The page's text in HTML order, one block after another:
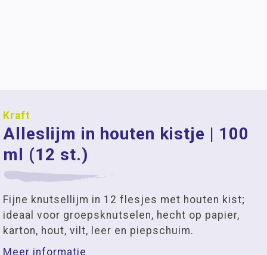
Kraft
Alleslijm in houten kistje | 100
ml (12 st.)
Fijne knutsellijm in 12 flesjes met houten kist;
ideaal voor groepsknutselen, hecht op papier,
karton, hout, vilt, leer en piepschuim.
Meer informatie